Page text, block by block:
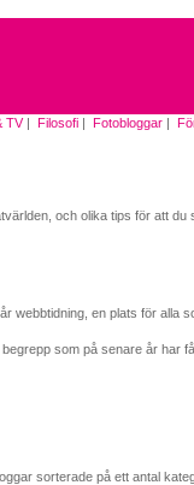
TV| Filosofi | Fotobloggar |
och olika tips för att du
webbtidning, en plats för alla
som på senare år har
sorterade på ett antal